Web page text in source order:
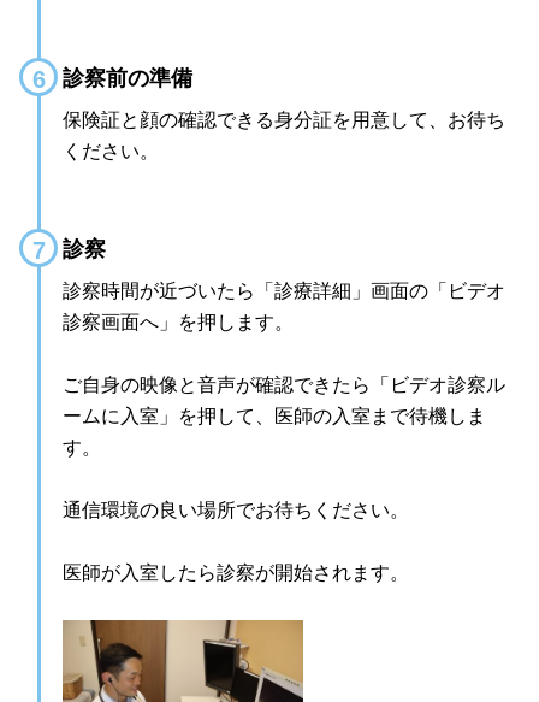
診察前の準備
保険証と顔の確認できる身分証を用意して、お待ち
ください。
診察
診察時間が近づいたら「診療詳細」画面の「ビデオ
診察画面へ」を押します。
ご自身の映像と音声が確認できたら「ビデオ診察ル
ームに入室」を押して、医師の入室まで待機しま
す。
通信環境の良い場所でお待ちください。
医師が入室したら診察が開始されます。